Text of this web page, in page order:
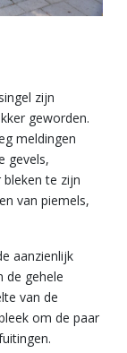
zijn
geworden.
meldingen
gevels,
te zijn
van piemels,
aanzienlijk
de gehele
van de
om de paar